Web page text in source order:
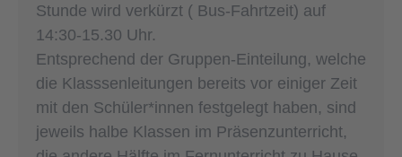
Stunde wird verkürzt ( Bus-Fahrtzeit) auf
14:30-15.30 Uhr.
Entsprechend der Gruppen-Einteilung, welche
die Klasssenleitungen bereits vor einiger Zeit
mit den Schüler*innen festgelegt haben, sind
jeweils halbe Klassen im Präsenzunterricht,